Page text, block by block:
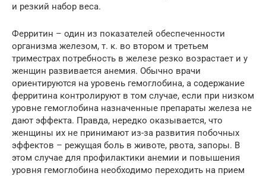
и резкий набор веса.
Ферритин – один из показателей обеспеченности
организма железом, т. к. во втором и третьем
триместрах потребность в железе резко возрастает и у
женщин развивается анемия. Обычно врачи
ориентируются на уровень гемоглобина, а содержание
ферритина контролируют в том случае, если при низком
уровне гемоглобина назначенные препараты железа не
дают эффекта. Правда, нередко оказывается, что
женщины их не принимают из-за развития побочных
эффектов – режущая боль в животе, рвота, запоры. В
этом случае для профилактики анемии и повышения
уровня гемоглобина необходимо переходить на прием